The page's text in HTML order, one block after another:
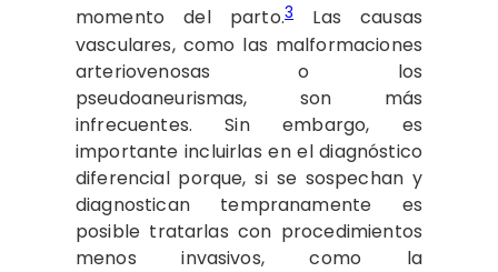
momento del parto.3Las causas
vasculares, como las malformaciones
arteriovenosas o los
pseudoaneurismas, son más
infrecuentes. Sin embargo, es
importante incluirlas en el diagnóstico
diferencial porque, si se sospechan y
diagnostican tempranamente es
posible tratarlas con procedimientos
menos invasivos, como la